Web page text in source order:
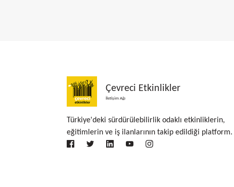
Çevreci Etkinlikler
İletişim Ağı
Türkiye'deki sürdürülebilirlik odaklı etkinliklerin,
eğitimlerin ve iş ilanlarının takip edildiği platform.